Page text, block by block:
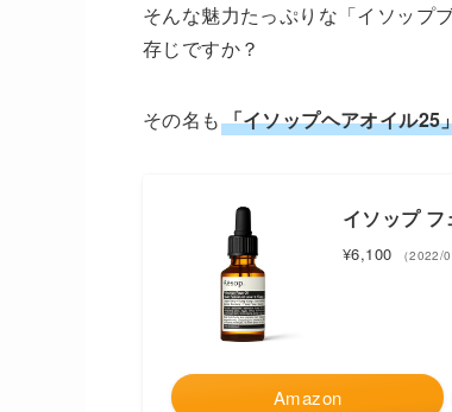
そんな魅力たっぷりな「イソップ
存じですか？
その名も 「イソップヘアオイル25
イソップ
¥6,100 （2022/
Amazon